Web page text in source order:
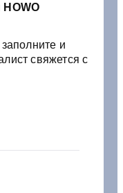
HOWO
и
свяжется с